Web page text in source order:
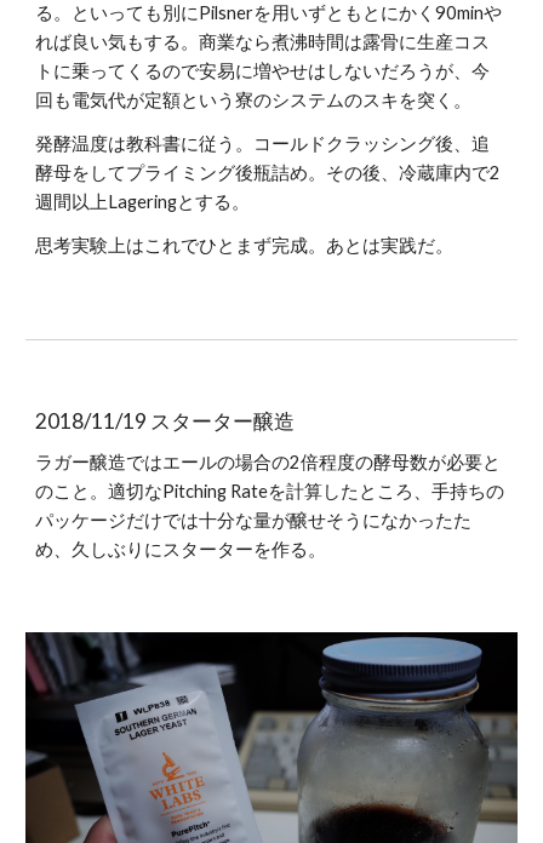
る。といっても別にPilsnerを用いずともとにかく90minや
れば良い気もする。商業なら煮沸時間は露骨に生産コス
トに乗ってくるので安易に増やせはしないだろうが、今
回も電気代が定額という寮のシステムのスキを突く。
発酵温度は教科書に従う。コールドクラッシング後、追
酵母をしてプライミング後瓶詰め。その後、冷蔵庫内で2
週間以上Lageringとする。
思考実験上はこれでひとまず完成。あとは実践だ。
2018/11/19 スターター醸造
ラガー醸造ではエールの場合の2倍程度の酵母数が必要と
のこと。適切なPitching Rateを計算したところ、手持ちの
パッケージだけでは十分な量が醸せそうになかったた
め、久しぶりにスターターを作る。